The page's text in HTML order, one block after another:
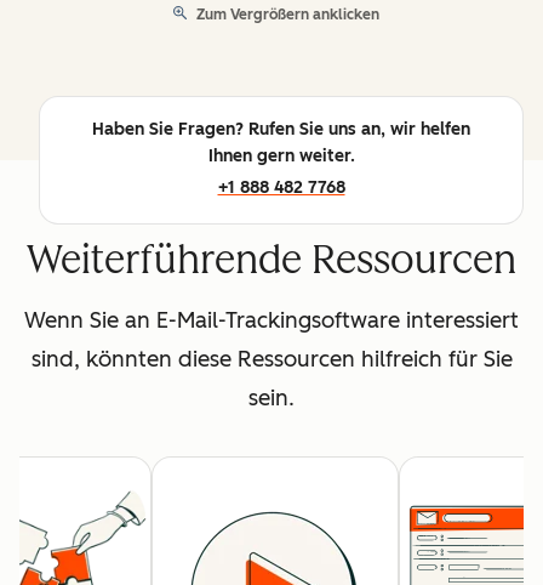
Zum Vergrößern anklicken
Haben Sie Fragen? Rufen Sie uns an, wir helfen
Ihnen gern weiter.
+1 888 482 7768
Weiterführende Ressourcen
Wenn Sie an E-Mail-Trackingsoftware interessiert
sind, könnten diese Ressourcen hilfreich für Sie
sein.